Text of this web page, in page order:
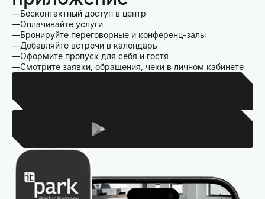
Бесконтактный доступ в центр
Оплачивайте услуги
Бронируйте переговорные и конференц-залы
Добавляйте встречи в календарь
Оформите пропуск для себя и гостя
Смотрите заявки, обращения, чеки в личном кабинете